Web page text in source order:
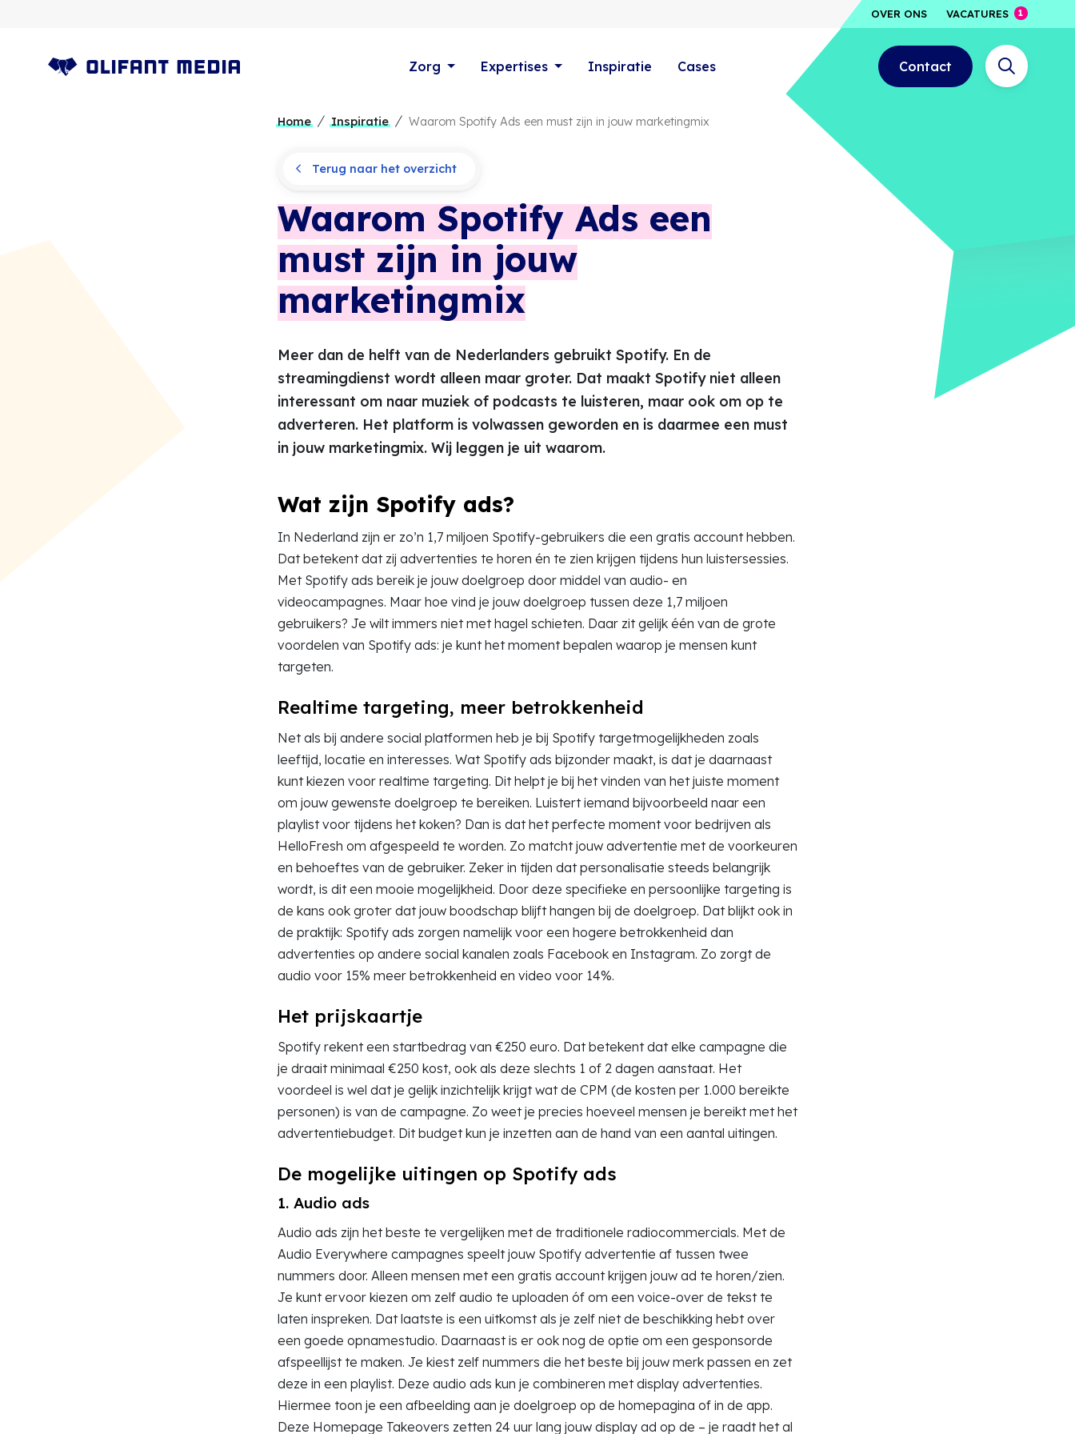
OVER ONS VACATURES
Zorg Expertises Inspiratie Cases Contact
Home Inspiratie Waarom Spotify Ads een must zijn in jouw marketingmix
Terug naar het overzicht
Waarom Spotify Ads een
must zijn in jouw
marketingmix
Meer dan de helft van de Nederlanders gebruikt Spotify. En de
streamingdienst wordt alleen maar groter. Dat maakt Spotify niet alleen
interessant om naar muziek of podcasts te luisteren, maar ook om op te
adverteren. Het platform is volwassen geworden en is daarmee een must
in jouw marketingmix. Wij leggen je uit waarom.
Wat zijn Spotify ads?
In Nederland zijn er zo’n 1,7 miljoen Spotify-gebruikers die een gratis account hebben.
Dat betekent dat zij advertenties te horen én te zien krijgen tijdens hun luistersessies.
Met Spotify ads bereik je jouw doelgroep door middel van audio- en
videocampagnes. Maar hoe vind je jouw doelgroep tussen deze 1,7 miljoen
gebruikers? Je wilt immers niet met hagel schieten. Daar zit gelijk één van de grote
voordelen van Spotify ads: je kunt het moment bepalen waarop je mensen kunt
targeten.
Realtime targeting, meer betrokkenheid
Net als bij andere social platformen heb je bij Spotify targetmogelijkheden zoals
leeftijd, locatie en interesses. Wat Spotify ads bijzonder maakt, is dat je daarnaast
kunt kiezen voor realtime targeting. Dit helpt je bij het vinden van het juiste moment
om jouw gewenste doelgroep te bereiken. Luistert iemand bijvoorbeeld naar een
playlist voor tijdens het koken? Dan is dat het perfecte moment voor bedrijven als
HelloFresh om afgespeeld te worden. Zo matcht jouw advertentie met de voorkeuren
en behoeftes van de gebruiker. Zeker in tijden dat personalisatie steeds belangrijk
wordt, is dit een mooie mogelijkheid. Door deze specifieke en persoonlijke targeting is
de kans ook groter dat jouw boodschap blijft hangen bij de doelgroep. Dat blijkt ook in
de praktijk: Spotify ads zorgen namelijk voor een hogere betrokkenheid dan
advertenties op andere social kanalen zoals Facebook en Instagram. Zo zorgt de
audio voor 15% meer betrokkenheid en video voor 14%.
Het prijskaartje
Spotify rekent een startbedrag van €250 euro. Dat betekent dat elke campagne die
je draait minimaal €250 kost, ook als deze slechts 1 of 2 dagen aanstaat. Het
voordeel is wel dat je gelijk inzichtelijk krijgt wat de CPM (de kosten per 1.000 bereikte
personen) is van de campagne. Zo weet je precies hoeveel mensen je bereikt met het
advertentiebudget. Dit budget kun je inzetten aan de hand van een aantal uitingen.
De mogelijke uitingen op Spotify ads
1. Audio ads
Audio ads zijn het beste te vergelijken met de traditionele radiocommercials. Met de
Audio Everywhere campagnes speelt jouw Spotify advertentie af tussen twee
nummers door. Alleen mensen met een gratis account krijgen jouw ad te horen/zien.
Je kunt ervoor kiezen om zelf audio te uploaden óf om een voice-over de tekst te
laten inspreken. Dat laatste is een uitkomst als je zelf niet de beschikking hebt over
een goede opnamestudio. Daarnaast is er ook nog de optie om een gesponsorde
afspeellijst te maken. Je kiest zelf nummers die het beste bij jouw merk passen en zet
deze in een playlist. Deze audio ads kun je combineren met display advertenties.
Hiermee toon je een afbeelding aan je doelgroep op de homepagina of in de app.
Deze Homepage Takeovers zetten 24 uur lang jouw display ad op de – je raadt het al